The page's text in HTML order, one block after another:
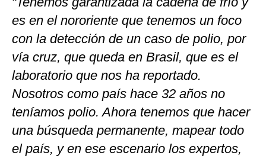
es en el nororiente que tenemos un foco
con la detección de un caso de polio, por
vía cruz, que queda en Brasil, que es el
laboratorio que nos ha reportado.
Nosotros como país hace 32 años no
teníamos polio. Ahora tenemos que hacer
una búsqueda permanente, mapear todo
el país, y en ese escenario los expertos,